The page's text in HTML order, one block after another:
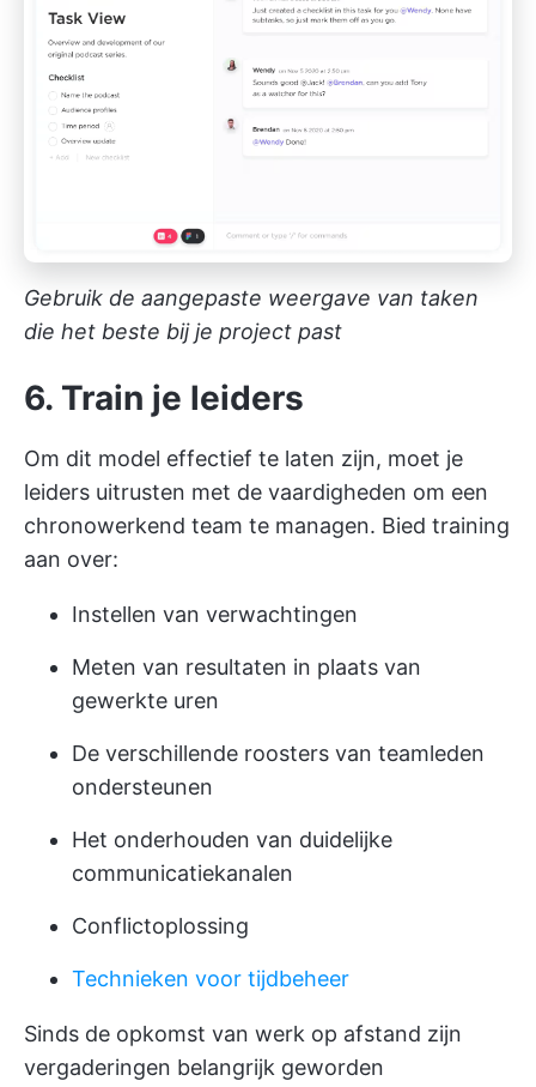
Gebruik de aangepaste weergave van taken
die het beste bij je project past
6. Train je leiders
Om dit model effectief te laten zijn, moet je
leiders uitrusten met de vaardigheden om een
chronowerkend team te managen. Bied training
aan over:
Instellen van verwachtingen
Meten van resultaten in plaats van
gewerkte uren
De verschillende roosters van teamleden
ondersteunen
Het onderhouden van duidelijke
communicatiekanalen
Conflictoplossing
Technieken voor tijdbeheer
Sinds de opkomst van werk op afstand zijn
vergaderingen belangrijk geworden